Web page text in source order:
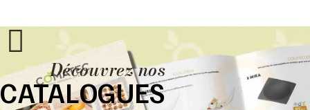
Découvrez nos
CATALOGUES